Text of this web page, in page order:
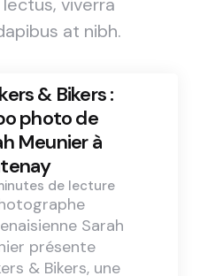
at nibh.
& Bikers :
photo de
Meunier à
Sarah
présente
& Bikers, une